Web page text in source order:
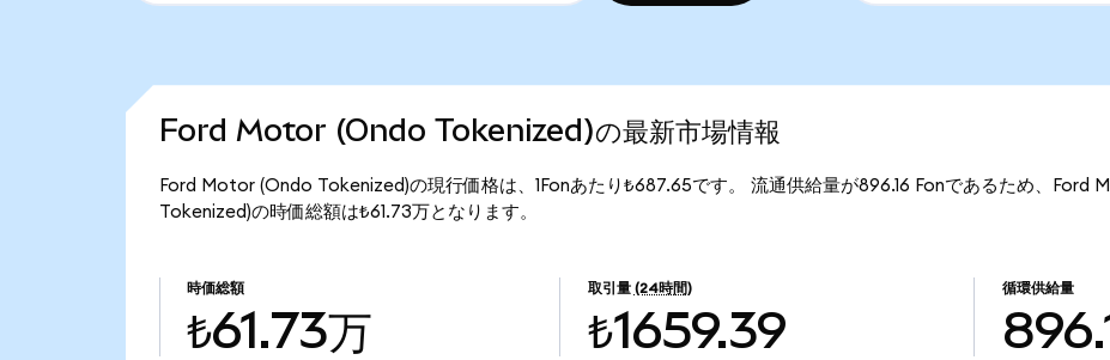
Ford Motor (Ondo Tokenized)の最新市場情報
Ford Motor (Ondo Tokenized)の現行価格は、1Fonあたり₺687.65です。 流通供給量が896.16 Fonであるため、Ford
Tokenized)の時価総額は₺61.73万となります。
時価総額
₺61.73万
取引量 (24時間)
₺1659.39
循環供給量